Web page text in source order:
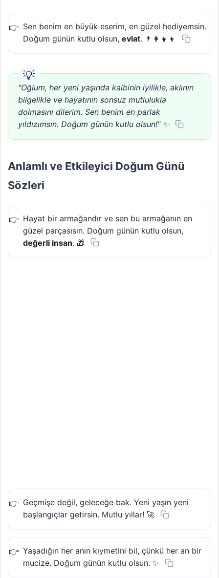
Sen benim en büyük eserim, en güzel hediyemsin.
Doğum günün kutlu olsun, evlat. 👨‍👩‍👦‍👦
"Oğlum, her yeni yaşında kalbinin iyilikle, aklının
bilgelikle ve hayatının sonsuz mutlulukla
dolmasını dilerim. Sen benim en parlak
yıldızımsın. Doğum günün kutlu olsun!" ✨
Anlamlı ve Etkileyici Doğum Günü
Sözleri
Hayat bir armağandır ve sen bu armağanın en
güzel parçasısın. Doğum günün kutlu olsun,
değerli insan. 🎁
Geçmişe değil, geleceğe bak. Yeni yaşın yeni
başlangıçlar getirsin. Mutlu yıllar! 🚀
Yaşadığın her anın kıymetini bil, çünkü her an bir
mucize. Doğum günün kutlu olsun. ✨